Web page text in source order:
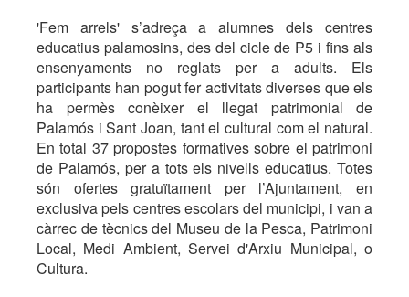
'Fem arrels' s’adreça a alumnes dels centres
educatius palamosins, des del cicle de P5 i fins als
ensenyaments no reglats per a adults. Els
participants han pogut fer activitats diverses que els
ha permès conèixer el llegat patrimonial de
Palamós i Sant Joan, tant el cultural com el natural.
En total 37 propostes formatives sobre el patrimoni
de Palamós, per a tots els nivells educatius. Totes
són ofertes gratuïtament per l’Ajuntament, en
exclusiva pels centres escolars del municipi, i van a
càrrec de tècnics del Museu de la Pesca, Patrimoni
Local, Medi Ambient, Servei d'Arxiu Municipal, o
Cultura.